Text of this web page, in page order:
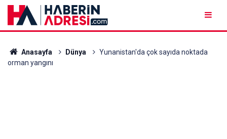
Anasayfa Dünya
Yunanistan'da çok sayıda noktada
orman yangını